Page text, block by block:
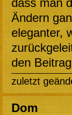
Ändern
eleganter,
den
zuletzt
Dom